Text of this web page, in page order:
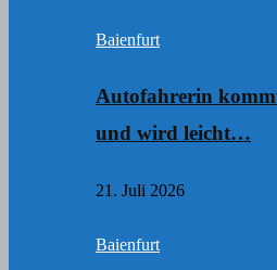
Baienfurt
Autofahrerin
und wird leicht…
21. Juli 2026
Baienfurt